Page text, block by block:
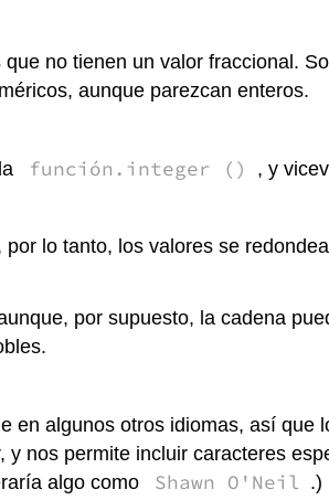
no tienen un valor fraccional.
aunque parezcan enteros.
función.integer () , y
lo tanto, los valores se
por supuesto, la cadena
algunos otros idiomas, así que
y nos permite incluir caracteres
algo como Shawn O'Neil .)